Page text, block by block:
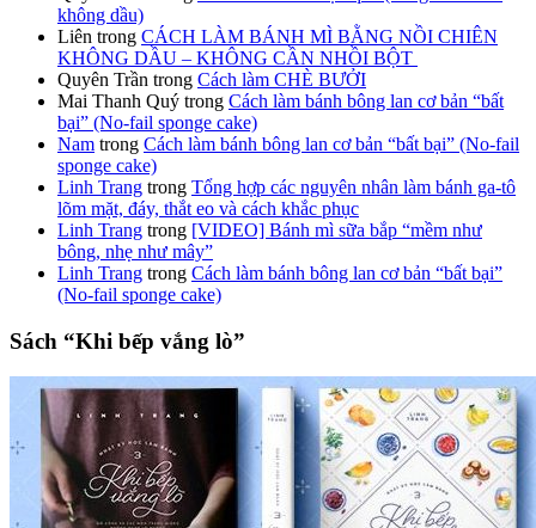
không dầu)
Liên trong CÁCH LÀM BÁNH MÌ BẰNG NỒI CHIÊN
KHÔNG DẦU – KHÔNG CẦN NHỒI BỘT
Quyên Trần trong Cách làm CHÈ BƯỞI
Mai Thanh Quý trong Cách làm bánh bông lan cơ bản “bất
bại” (No-fail sponge cake)
Nam trong Cách làm bánh bông lan cơ bản “bất bại” (No-fail
sponge cake)
Linh Trang trong Tổng hợp các nguyên nhân làm bánh ga-tô
lõm mặt, đáy, thắt eo và cách khắc phục
Linh Trang trong [VIDEO] Bánh mì sữa bắp “mềm như
bông, nhẹ như mây”
Linh Trang trong Cách làm bánh bông lan cơ bản “bất bại”
(No-fail sponge cake)
Sách “Khi bếp vắng lò”